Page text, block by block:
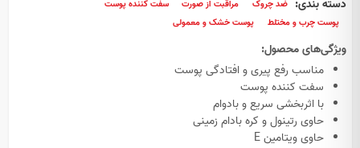
دسته بندی: ضد چروک مراقبت از صورت
سفت کننده پوست
پوست چرب و مختلط
پوست خشک و معمولی
ویژگی‌های محصول:
مناسب رفع پیری و افتادگی پوست
سفت کننده پوست
با اثربخشی سریع و بادوام
حاوی رتینول و کره بادام زمینی
حاوی ویتامین E